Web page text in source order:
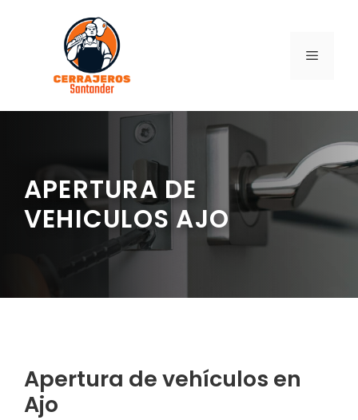
contenido
MENÚ
APERTURA DE
VEHICULOS AJO
Apertura de vehículos en
Ajo